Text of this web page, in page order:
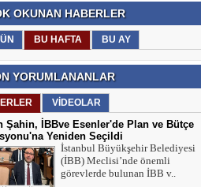
TARIK SEZAİ KARATEPE
İstanbul Sözleşmesi değil, 'Veda Hutbesi!
AYŞE GÜL ÖZER
Aklın Sustuğu Yerde, “Ş İ D D E T”
Konuşur!
MUSTAFA KARACA
HAYVAN HAKLARI
OKUNAN HABERLER
BU HAFTA BU AY
YORUMLANANLAR
VİDEOLAR
Şahin, İBBve Esenler'de Plan ve Bütçe
Yeniden Seçildi
İstanbul Büyükşehir Belediyesi
(İBB) Meclisi’nde önemli
görevlerde bulunan İBB v..